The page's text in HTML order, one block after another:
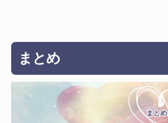
まとめ
まとめ